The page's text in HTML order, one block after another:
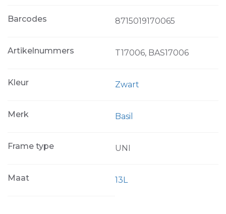
Barcodes 8715019170065
Artikelnummers T17006, BAS17006
Kleur Zwart
Merk Basil
Frame type UNI
Maat 13L